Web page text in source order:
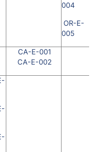
004
OR-E-
005
CA-E-001
CA-E-002